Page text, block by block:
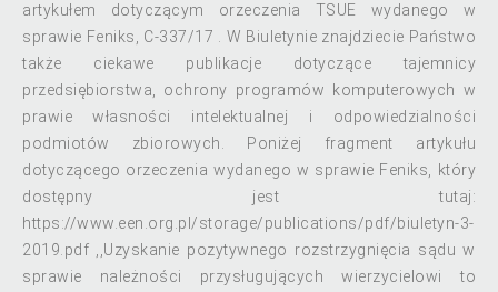
artykułem dotyczącym orzeczenia TSUE wydanego w
sprawie Feniks, C-337/17 . W Biuletynie znajdziecie Państwo
także ciekawe publikacje dotyczące tajemnicy
przedsiębiorstwa, ochrony programów komputerowych w
prawie własności intelektualnej i odpowiedzialności
podmiotów zbiorowych. Poniżej fragment artykułu
dotyczącego orzeczenia wydanego w sprawie Feniks, który
dostępny jest tutaj:
https://www.een.org.pl/storage/publications/pdf/biuletyn-3-
2019.pdf ,,Uzyskanie pozytywnego rozstrzygnięcia sądu w
sprawie należności przysługujących wierzycielowi to